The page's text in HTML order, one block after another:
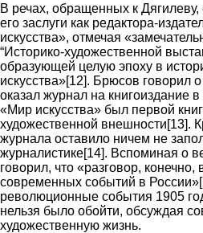
В речах, обращенных к
его заслуги как редактора-
искусства», отмечая
“Историко-художественной
образующей целую эпоху в
искусства»[12]. Брюсов говорил
оказал журнал на книгоиздание
«Мир искусства» был первой
художественной внешности[13].
журнала оставило ничем не
журналистике[14]. Вспоминая о
говорил, что «разговор,
современных событий в
революционные события 1905
нельзя было обойти, обсуждая
художественную жизнь.